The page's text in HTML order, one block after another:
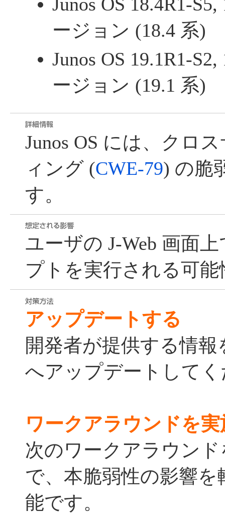
Junos OS 18.4R1-
ージョン (18.4 系)
Junos OS 19.1R1-
ージョン (19.1 系)
Junos OS には、クロ
ィング (CWE-79) の脆
す。
ユーザの J-Web 画面
プトを実行される可
アップデートする
開発者が提供する情
へアップデートして
ワークアラウンドを
次のワークアラウン
で、本脆弱性の影響
能です。